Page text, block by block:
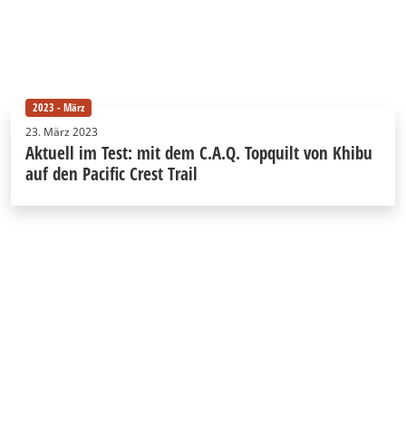
2023 - März
23. März 2023
Aktuell im Test: mit dem C.A.Q. Topquilt von Khibu
auf den Pacific Crest Trail